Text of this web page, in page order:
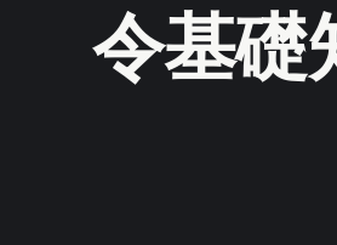
令基礎